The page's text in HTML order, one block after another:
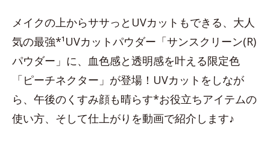
メイクの上からササっとUVカットもできる、大人
気の最強*¹UVカットパウダー「サンスクリーン(R)
パウダー」に、血色感と透明感を叶える限定色
「ピーチネクター」が登場！UVカットをしなが
ら、午後のくすみ顔も晴らす*お役立ちアイテムの
使い方、そして仕上がりを動画で紹介します♪